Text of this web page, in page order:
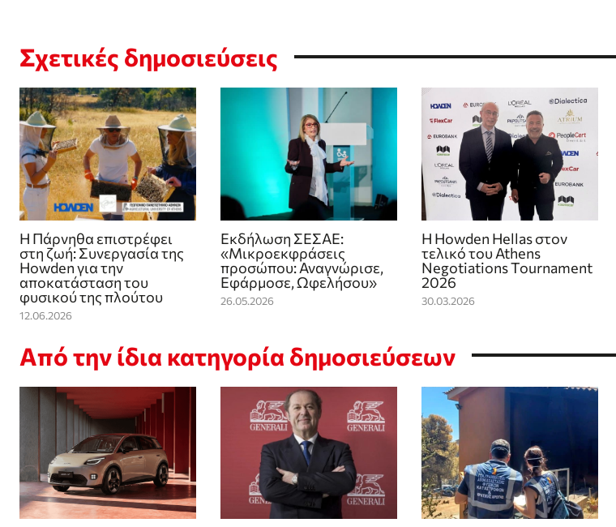
Σχετικές δημοσιεύσεις
Η Πάρνηθα επιστρέφει
στη ζωή: Συνεργασία της
Howden για την
αποκατάσταση του
φυσικού της πλούτου
12.06.2026
Εκδήλωση ΣΕΣΑΕ:
«Μικροεκφράσεις
προσώπου: Αναγνώρισε,
Εφάρμοσε, Ωφελήσου»
26.05.2026
Η Howden Hellas στον
τελικό του Athens
Negotiations Tournament
2026
30.03.2026
Από την ίδια κατηγορία δημοσιεύσεων